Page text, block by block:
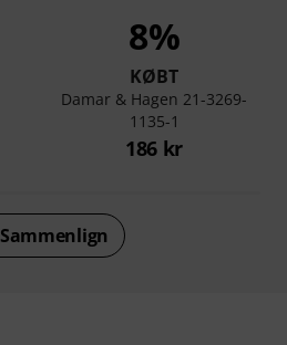
8%
KØBT
Damar & Hagen 21-3269-
1135-1
186 kr
Sammenlign